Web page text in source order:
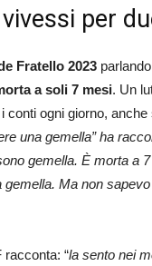
per
Fratello 2023
a soli 7 mesi. Un
conti ogni giorno, anche
una gemella” ha
gemella. È morta a
Ma non
racconta: “la sento nei